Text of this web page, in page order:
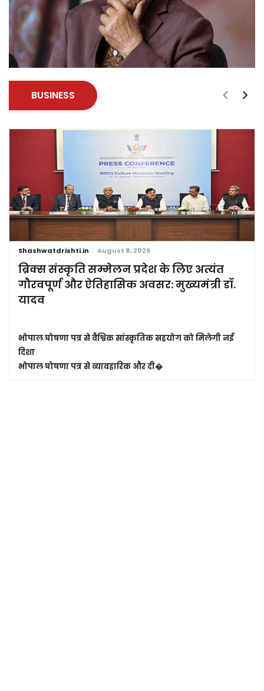
BUSINESS
Shashwatdrishti.in August 8, 2026
ब्रिक्स संस्कृति सम्मेलन प्रदेश के लिए अत्यंत
गौरवपूर्ण और ऐतिहासिक अवसर: मुख्यमंत्री डॉ.
यादव
भोपाल घोषणा पत्र से वैश्विक सांस्कृतिक सहयोग को मिलेगी नई
दिशा
भोपाल घोषणा पत्र से व्यावहारिक और दी�